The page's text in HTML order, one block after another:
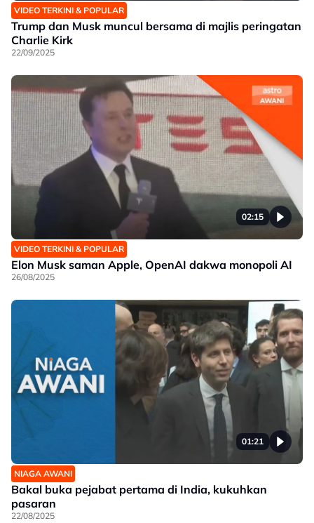
VIDEO TERKINI & POPULAR
Trump dan Musk muncul bersama di majlis peringatan
Charlie Kirk
22/09/2025
02:15
VIDEO TERKINI & POPULAR
Elon Musk saman Apple, OpenAI dakwa monopoli AI
26/08/2025
01:21
NIAGA AWANI
Bakal buka pejabat pertama di India, kukuhkan
pasaran
22/08/2025